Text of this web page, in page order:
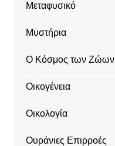
Μεταφυσικό
Μυστήρια
Ο Κόσμος των Ζώων
Οικογένεια
Οικολογία
Ουράνιες Επιρροές